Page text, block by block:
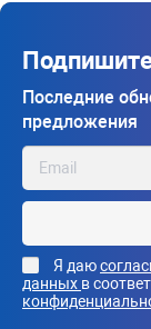
Последние
предложения
Я даю
данных в